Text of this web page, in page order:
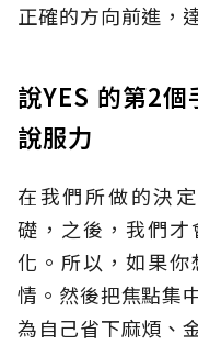
正確的方向前進，
說YES 的第2
說服力
在我們所做的決
礎，之後，我們
化。所以，如果
情。然後把焦點集
為自己省下麻煩、